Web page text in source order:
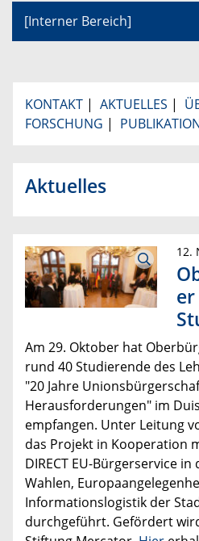
[Interner Bereich]
KONTAKT | AKTUELLES |
FORSCHUNG |
Aktuelles
12.
Am 29. Oktober hat
rund 40 Studierende des
"20 Jahre
Herausforderungen" im
empfangen. Unter Leitung
das Projekt in Kooperation
DIRECT EU-Bürgerservice
Wahlen,
Informationslogistik der
durchgeführt. Gefördert